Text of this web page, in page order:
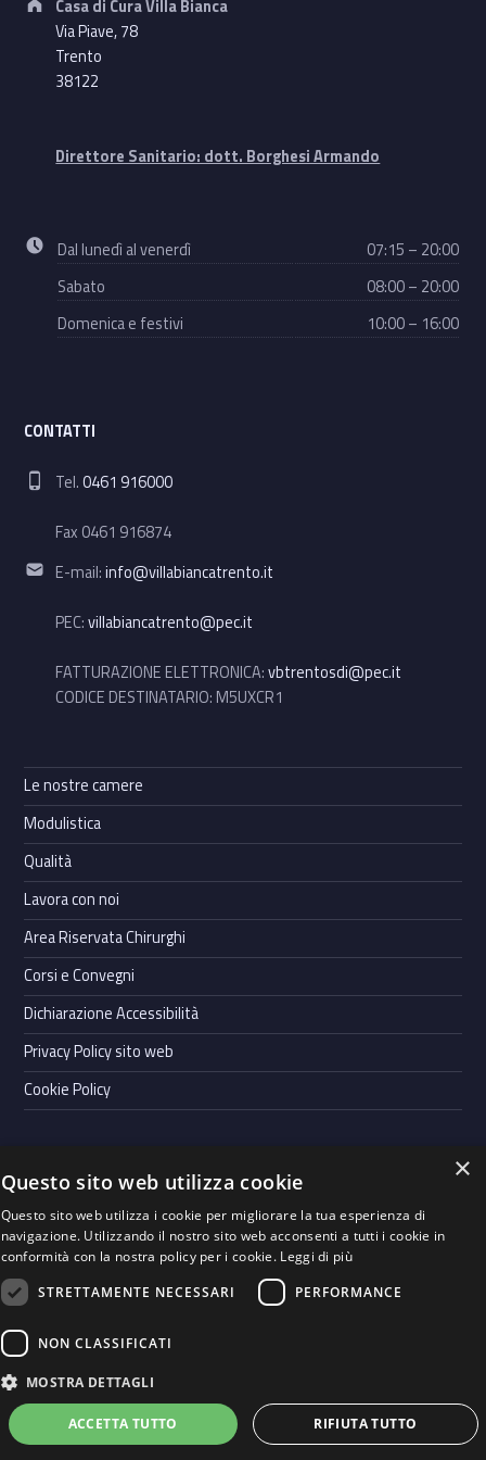
PRENOTA INFORMAZIONI AL CONTATTI
Menu
Casa di Cura Villa Bianca
Via Piave, 78
Trento
38122
Direttore Sanitario: dott. Borghesi Armando
Dal lunedì al venerdì
07:15 – 20:00
Sabato
08:00 – 20:00
Domenica e festivi
10:00 – 16:00
CONTATTI
Phone number:
Tel.0461 916000
Fax 0461 916874
Email address:
E-mail:info@villabiancatrento.it
PEC:villabiancatrento@pec.it
FATTURAZIONE ELETTRONICA:vbtrentosdi@pec.it
CODICE DESTINATARIO: M5UXCR1
Le nostre camere
Modulistica
Qualità
Lavora con noi
Area Riservata Chirurghi
Corsi e Convegni
Dichiarazione Accessibilità
Privacy Policy sito web
Cookie Policy
soc. Euro 900.000,00 i.v. | P.IVA 00123990228 |Whistleblowing
Codice Etico|Società Trasparente
Seguici su
×
Questo sito web utilizza cookie
Questo sito web utilizza i cookie per migliorare la tua esperienza di
navigazione. Utilizzando il nostro sito web acconsenti a tutti i cookie in
conformità con la nostra policy per i cookie. Leggi di più
STRETTAMENTE NECESSARI
PERFORMANCE
NON CLASSIFICATI
MOSTRA DETTAGLI
ACCETTA TUTTO RIFIUTA TUTTO